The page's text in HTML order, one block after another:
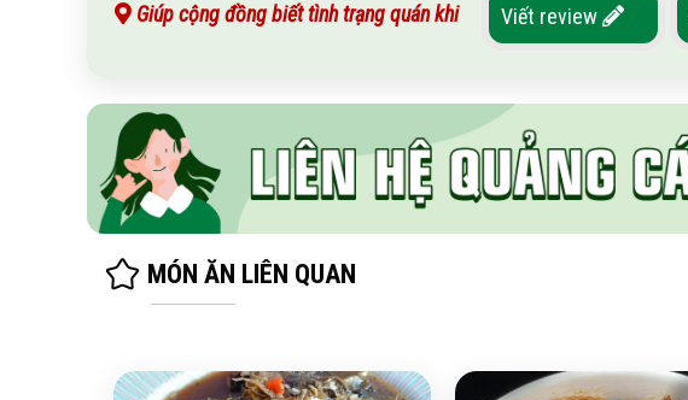
Giúp cộng đồng biết tình trạng quán khi Viết review
MÓN ĂN LIÊN QUAN